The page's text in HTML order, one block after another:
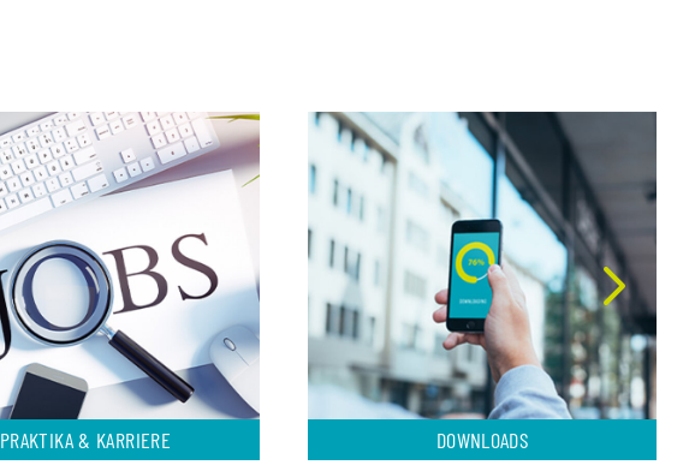
PRAKTIKA & KARRIERE DOWNLOADS